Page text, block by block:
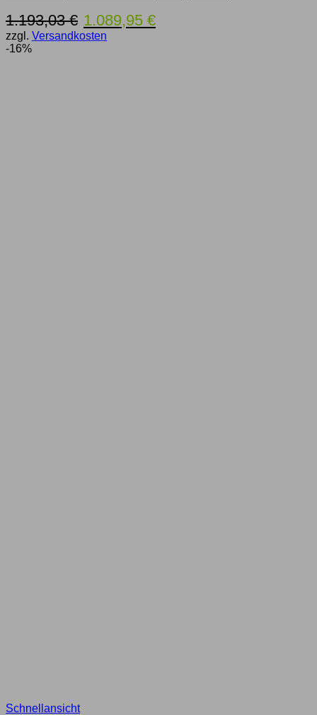
1.193,03€ Ursprünglicher
Preis
war:
1.089,95 €Aktueller
Preis
zzgl. Versandkosten
-16%
Schnellansicht